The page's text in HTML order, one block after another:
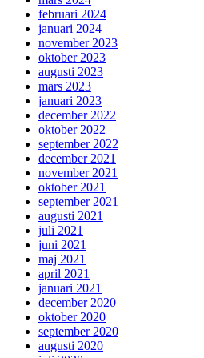
februari 2024
januari 2024
november 2023
oktober 2023
augusti 2023
mars 2023
januari 2023
december 2022
oktober 2022
september 2022
december 2021
november 2021
oktober 2021
september 2021
augusti 2021
juli 2021
juni 2021
maj 2021
april 2021
januari 2021
december 2020
oktober 2020
september 2020
augusti 2020